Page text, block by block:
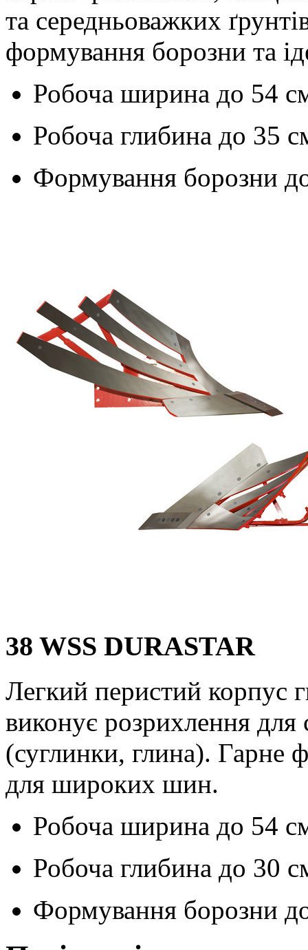
та середньоважких
формування борозни та
Робоча ширина до 54
Робоча глибина до 35
Формування борозни
38 WSS DURASTAR
Легкий перистий корпус
виконує розрихлення для
(суглинки, глина). Гарне
для широких шин.
Робоча ширина до 54
Робоча глибина до 30
Формування борозни